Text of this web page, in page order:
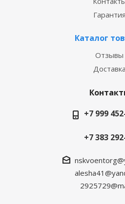
Гарантия
Каталог
Отзывы
Доставка
+7 999
+7 383